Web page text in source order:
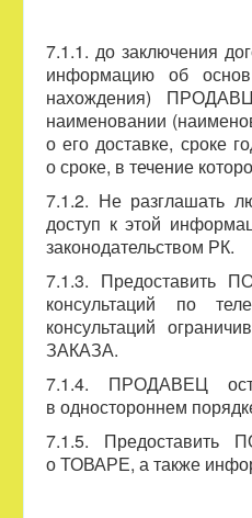
7.1.1. до заключения
информацию об
нахождения)
наименовании
о его доставке, сроке
о сроке, в течение
7.1.2. Не разглашать
доступ к этой
законодательством РК.
7.1.3. Предоставить
консультаций по
консультаций
ЗАКАЗА.
7.1.4. ПРОДАВЕЦ
в одностороннем
7.1.5.
о ТОВАРЕ, а также